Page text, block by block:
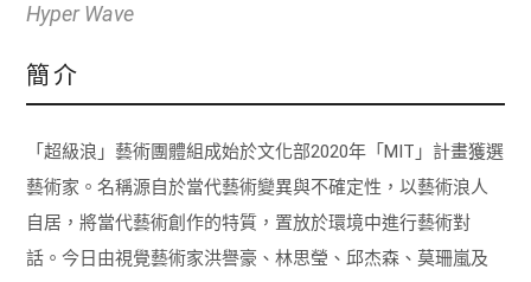
Hyper Wave
簡介
「超級浪」藝術團體組成始於文化部2020年「MIT」計畫獲選
藝術家。名稱源自於當代藝術變異與不確定性，以藝術浪人
自居，將當代藝術創作的特質，置放於環境中進行藝術對
話。今日由視覺藝術家洪譽豪、林思瑩、邱杰森、莫珊嵐及